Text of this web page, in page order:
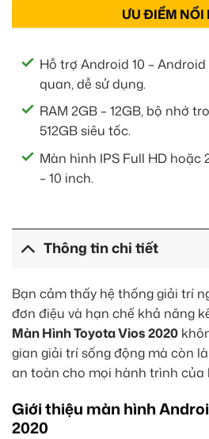
ƯU ĐIỂM NỔI
Hỗ trợ Android 10 –
quan, dễ sử dụng.
RAM 2GB – 12GB, bộ nhớ
512GB siêu tốc.
Màn hình IPS Full HD hoặc
– 10 inch.
Thông tin chi tiết
Bạn cảm thấy hệ thống giải trí
đơn điệu và hạn chế khả năng
Màn Hình Toyota Vios 2020
gian giải trí sống động mà còn
an toàn cho mọi hành trình của
Giới thiệu màn hình
2020